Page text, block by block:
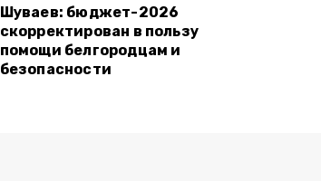
Шуваев: бюджет-2026
скорректирован в пользу
помощи белгородцам и
безопасности